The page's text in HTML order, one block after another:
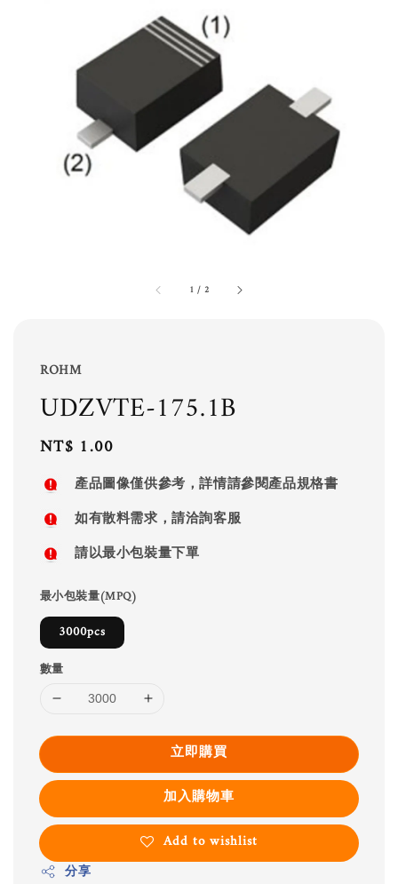
1 / 2
ROHM
UDZVTE-175.1B
Regular
price
NT$ 1.00
產品圖像僅供參考，詳情請參閱產品規格書
如有散料需求，請洽詢客服
請以最小包裝量下單
最小包裝量(MPQ)
3000pcs
數量
立即購買
加入購物車
Add to wishlist
分享